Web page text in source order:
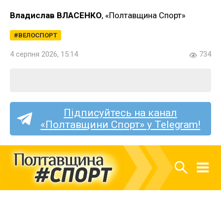
Владислав ВЛАСЕНКО, «Полтавщина Спорт»
ВЕЛОСПОРТ
4 серпня 2026, 15:14 734
Підписуйтесь на канал
«Полтавщини Спорт» у Telegram!